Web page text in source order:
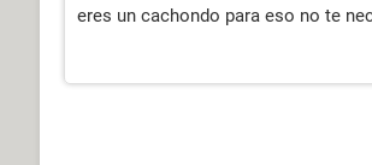
eres un cachondo para eso no te